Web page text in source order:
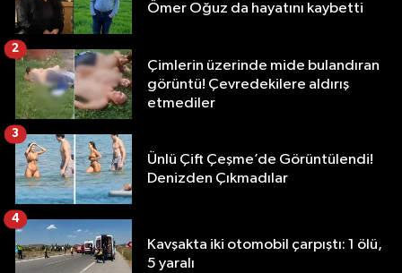
Ömer Oğuz da hayatını kaybetti
Çimlerin üzerinde mide bulandıran
görüntü! Çevredekilere aldırış
etmediler
2
Ünlü Çift Çeşme’de Görüntülendi!
Denizden Çıkmadılar
3
Kavşakta iki otomobil çarpıştı: 1 ölü,
5 yaralı
4